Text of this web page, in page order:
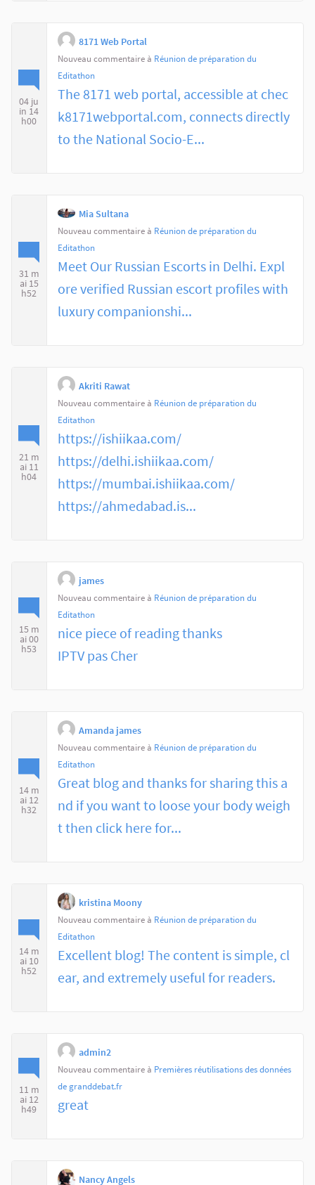
04 ju
in 14
h00
8171 Web Portal
Nouveau commentaire à Réunion de préparation du
Editathon
The 8171 web portal, accessible at chec
k8171webportal.com, connects directly
to the National Socio-E...
31 m
ai 15
h52
Mia Sultana
Nouveau commentaire à Réunion de préparation du
Editathon
Meet Our Russian Escorts in Delhi. Expl
ore verified Russian escort profiles with
luxury companionshi...
21 m
ai 11
h04
Akriti Rawat
Nouveau commentaire à Réunion de préparation du
Editathon
https://ishiikaa.com/
https://delhi.ishiikaa.com/
https://mumbai.ishiikaa.com/
https://ahmedabad.is...
15 m
ai 00
h53
james
Nouveau commentaire à Réunion de préparation du
Editathon
nice piece of reading thanks
IPTV pas Cher
14 m
ai 12
h32
Amanda james
Nouveau commentaire à Réunion de préparation du
Editathon
Great blog and thanks for sharing this a
nd if you want to loose your body weigh
t then click here for...
14 m
ai 10
h52
kristina Moony
Nouveau commentaire à Réunion de préparation du
Editathon
Excellent blog! The content is simple, cl
ear, and extremely useful for readers.
11 m
ai 12
h49
admin2
Nouveau commentaire à Premières réutilisations des données
de granddebat.fr
great
Nancy Angels